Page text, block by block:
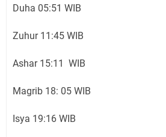
Duha 05:51 WIB
Zuhur 11:45 WIB
Ashar 15:11 WIB
Magrib 18: 05 WIB
Isya 19:16 WIB